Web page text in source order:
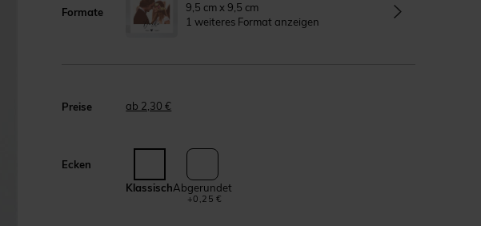
Formate
9,5 cm x 9,5 cm
1 weiteres Format anzeigen
Preise ab 2,30 €
Ecken
KlassischAbgerundet
+0,25 €